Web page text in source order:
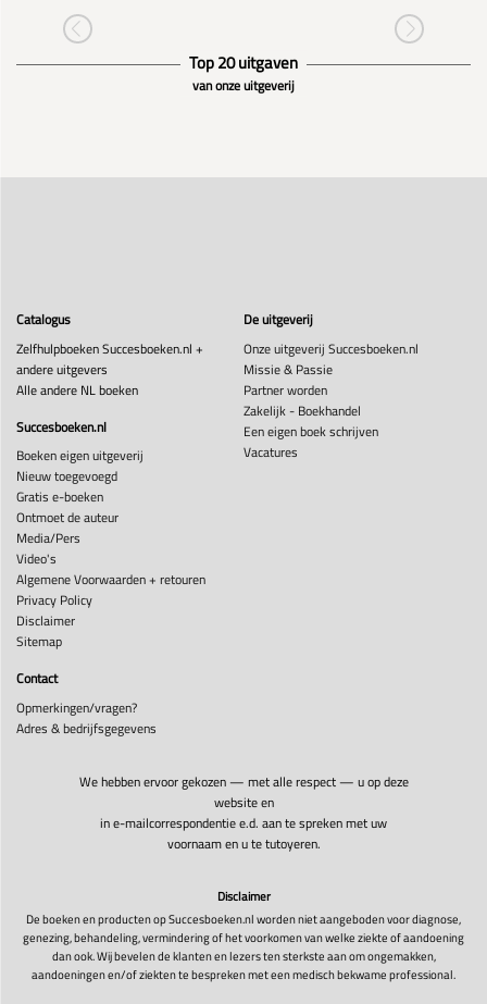
Top 20 uitgaven
van onze uitgeverij
Catalogus
Zelfhulpboeken Succesboeken.nl +
andere uitgevers
Alle andere NL boeken
Succesboeken.nl
Boeken eigen uitgeverij
Nieuw toegevoegd
Gratis e-boeken
Ontmoet de auteur
Media/Pers
Video's
Algemene Voorwaarden + retouren
Privacy Policy
Disclaimer
Sitemap
De uitgeverij
Onze uitgeverij Succesboeken.nl
Missie & Passie
Partner worden
Zakelijk - Boekhandel
Een eigen boek schrijven
Vacatures
Contact
Opmerkingen/vragen?
Adres & bedrijfsgegevens
We hebben ervoor gekozen — met alle respect — u op deze
website en
in e-mailcorrespondentie e.d. aan te spreken met uw
voornaam en u te tutoyeren.
Disclaimer
De boeken en producten op Succesboeken.nl worden niet aangeboden voor diagnose,
genezing, behandeling, vermindering of het voorkomen van welke ziekte of aandoening
dan ook. Wij bevelen de klanten en lezers ten sterkste aan om ongemakken,
aandoeningen en/of ziekten te bespreken met een medisch bekwame professional.